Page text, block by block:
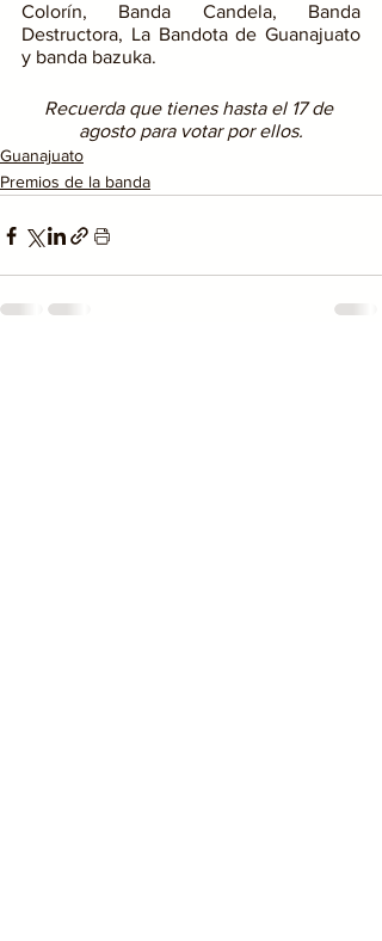
Colorín, Banda Candela, Banda
Destructora, La Bandota de Guanajuato
y banda bazuka.
Recuerda que tienes hasta el 17 de
agosto para votar por ellos.
Guanajuato
Premios de la banda